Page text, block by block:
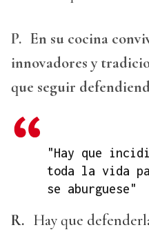
P. En su cocina
innovadores y
que seguir
"Hay que
toda la vida
se aburguese"
R. Hay que